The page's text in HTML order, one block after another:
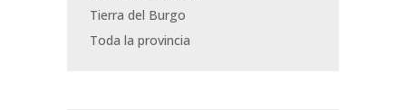
Tierra del Burgo
Toda la provincia